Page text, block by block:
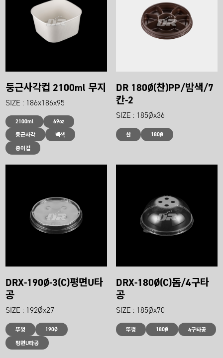
둥근사각컵 2100ml 무지
SIZE : 186x186x95
2100ml
69oz
둥근사각
백색
종이컵
DR 180Ø(찬)PP/밤색/7
칸-2
SIZE : 185Øx36
찬 180Ø
DRX-190Ø-3(C)평면U타
공
SIZE : 192Øx27
뚜껑
190Ø
평면U타공
DRX-180Ø(C)돔/4구타
공
SIZE : 185Øx70
뚜껑 180Ø 4구타공